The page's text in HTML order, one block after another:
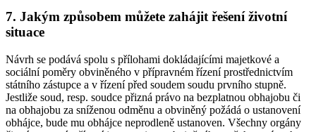
7. Jakým způsobem můžete zahájit řešení životní
situace
Návrh se podává spolu s přílohami dokládajícími majetkové a
sociální poměry obviněného v přípravném řízení prostřednictvím
státního zástupce a v řízení před soudem soudu prvního stupně.
Jestliže soud, resp. soudce přizná právo na bezplatnou obhajobu či
na obhajobu za sníženou odměnu a obviněný požádá o ustanovení
obhájce, bude mu obhájce neprodleně ustanoven. Všechny orgány